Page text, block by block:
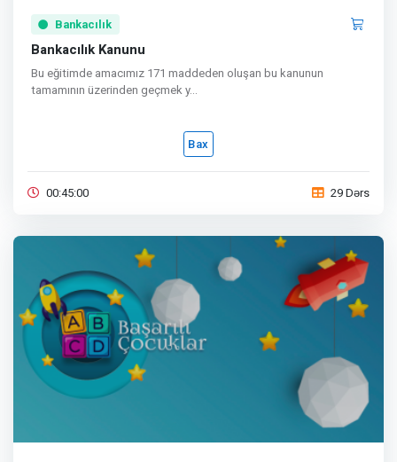
Bankacılık
Bankacılık Kanunu
Bu eğitimde amacımız 171 maddeden oluşan bu kanunun
tamamının üzerinden geçmek y...
Bax
00:45:00 29 Dərs